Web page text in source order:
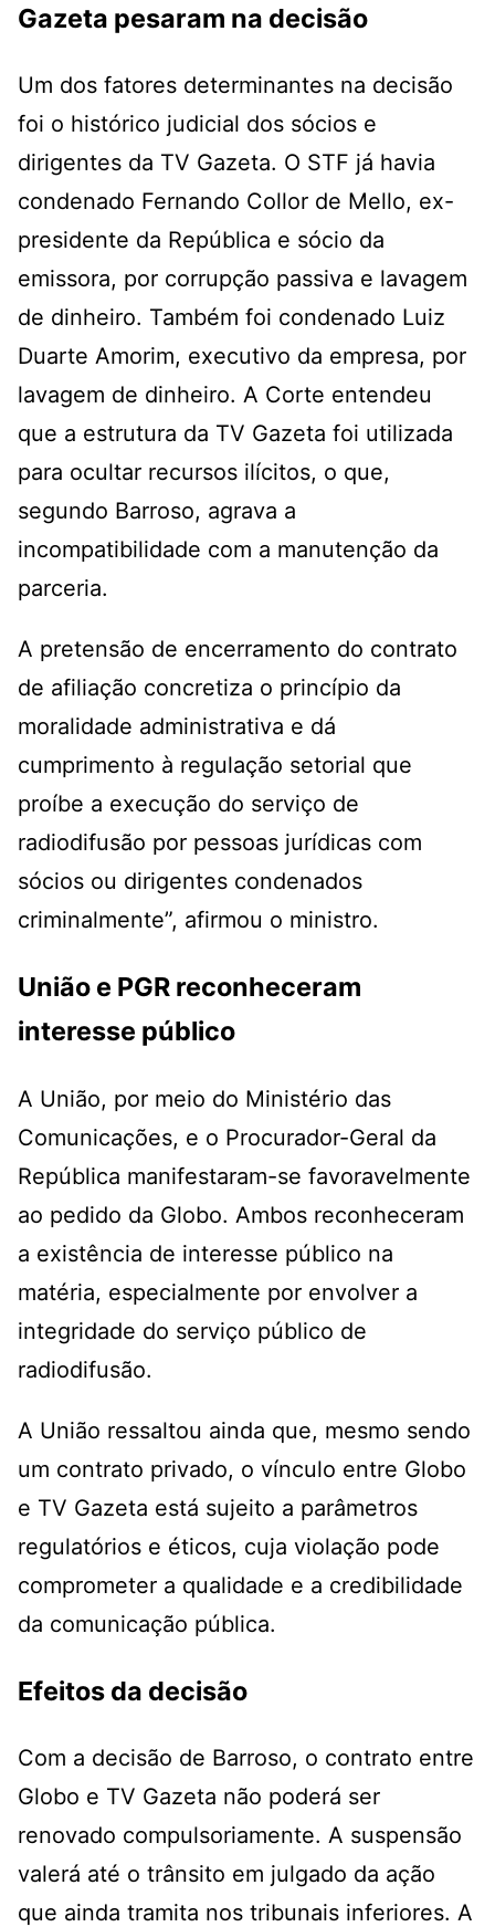
Gazeta pesaram na decisão
Um dos fatores determinantes na decisão
foi o histórico judicial dos sócios e
dirigentes da TV Gazeta. O STF já havia
condenado Fernando Collor de Mello, ex-
presidente da República e sócio da
emissora, por corrupção passiva e lavagem
de dinheiro. Também foi condenado Luiz
Duarte Amorim, executivo da empresa, por
lavagem de dinheiro. A Corte entendeu
que a estrutura da TV Gazeta foi utilizada
para ocultar recursos ilícitos, o que,
segundo Barroso, agrava a
incompatibilidade com a manutenção da
parceria.
A pretensão de encerramento do contrato
de afiliação concretiza o princípio da
moralidade administrativa e dá
cumprimento à regulação setorial que
proíbe a execução do serviço de
radiodifusão por pessoas jurídicas com
sócios ou dirigentes condenados
criminalmente”, afirmou o ministro.
União e PGR reconheceram
interesse público
A União, por meio do Ministério das
Comunicações, e o Procurador-Geral da
República manifestaram-se favoravelmente
ao pedido da Globo. Ambos reconheceram
a existência de interesse público na
matéria, especialmente por envolver a
integridade do serviço público de
radiodifusão.
A União ressaltou ainda que, mesmo sendo
um contrato privado, o vínculo entre Globo
e TV Gazeta está sujeito a parâmetros
regulatórios e éticos, cuja violação pode
comprometer a qualidade e a credibilidade
da comunicação pública.
Efeitos da decisão
Com a decisão de Barroso, o contrato entre
Globo e TV Gazeta não poderá ser
renovado compulsoriamente. A suspensão
valerá até o trânsito em julgado da ação
que ainda tramita nos tribunais inferiores. A